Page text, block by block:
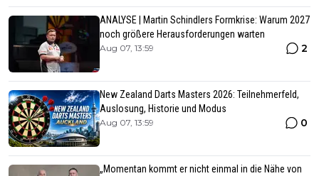
ANALYSE | Martin Schindlers Formkrise: Warum 2027
noch größere Herausforderungen warten
Aug 07, 13:59 2
New Zealand Darts Masters 2026: Teilnehmerfeld,
Auslosung, Historie und Modus
Aug 07, 13:59 0
„Momentan kommt er nicht einmal in die Nähe von